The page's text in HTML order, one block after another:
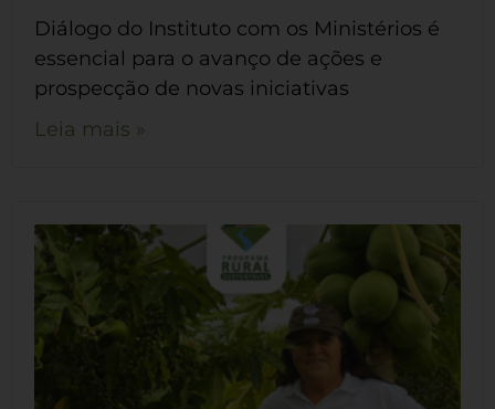
Diálogo do Instituto com os Ministérios é
essencial para o avanço de ações e
prospecção de novas iniciativas
Leia mais »